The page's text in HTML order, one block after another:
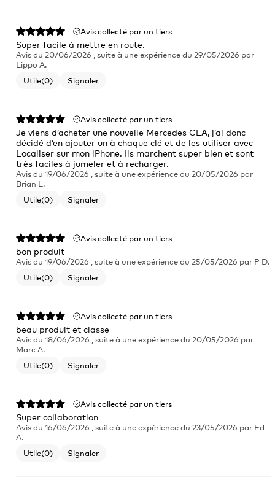
Avis collecté par un tiers
Super facile à mettre en route.
Avis du 20/06/2026 , suite à une expérience du 29/05/2026 par
Lippo A.
Utile(0) Signaler
Avis collecté par un tiers
Je viens d’acheter une nouvelle Mercedes CLA, j’ai donc
décidé d’en ajouter un à chaque clé et de les utiliser avec
Localiser sur mon iPhone. Ils marchent super bien et sont
très faciles à jumeler et à recharger.
Avis du 19/06/2026 , suite à une expérience du 20/05/2026 par
Brian L.
Utile(0) Signaler
Avis collecté par un tiers
bon produit
Avis du 19/06/2026 , suite à une expérience du 25/05/2026 par P D.
Utile(0) Signaler
Avis collecté par un tiers
beau produit et classe
Avis du 18/06/2026 , suite à une expérience du 20/05/2026 par
Marc A.
Utile(0) Signaler
Avis collecté par un tiers
Super collaboration
Avis du 16/06/2026 , suite à une expérience du 23/05/2026 par Ed
A.
Utile(0) Signaler